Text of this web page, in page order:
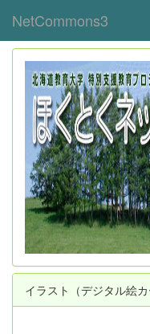
NetCommons3
イラスト（デジタル絵